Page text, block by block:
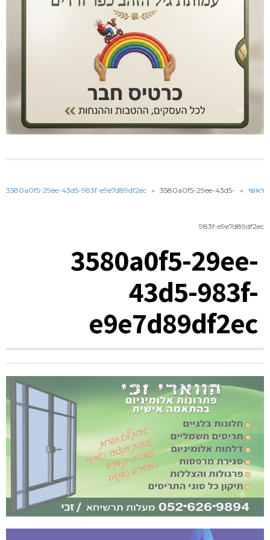
ראשי »
3580a0f5-29ee-43d5-983f-e9e7d89df2ec » 3580a0f5-29ee-43d5-
983f-e9e7d89df2ec
3580a0f5-29ee-
43d5-983f-
e9e7d89df2ec